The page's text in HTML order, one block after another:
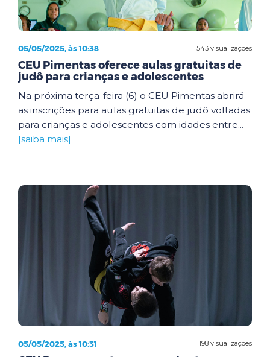
543 visualizações
05/05/2025, às 10:38
CEU Pimentas oferece aulas gratuitas de
judô para crianças e adolescentes
Na próxima terça-feira (6) o CEU Pimentas abrirá
as inscrições para aulas gratuitas de judô voltadas
para crianças e adolescentes com idades entre...
[saiba mais]
198 visualizações
05/05/2025, às 10:31